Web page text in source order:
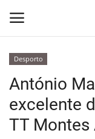
Home
Desporto
António
excelente
TT Montes